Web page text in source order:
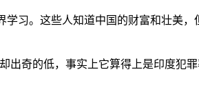
习。这些人知道中国的财富和壮美
奇的低，事实上它算得上是印度犯罪